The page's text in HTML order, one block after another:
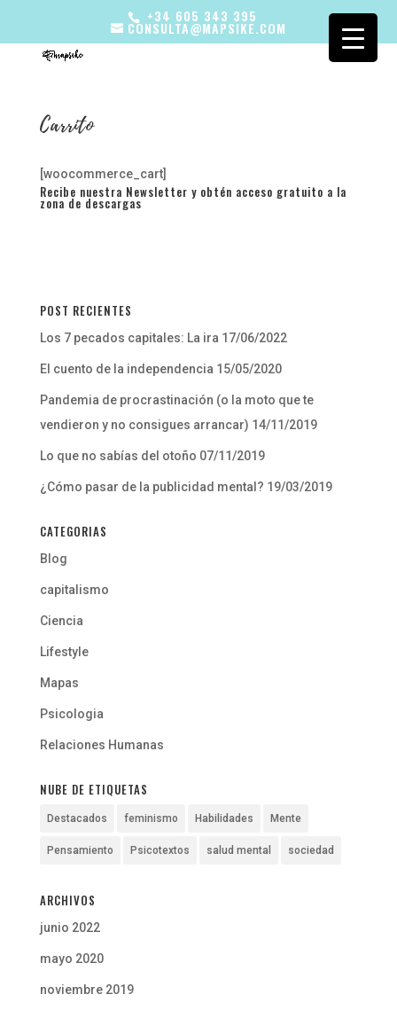
+34 605 343 395
CONSULTA@MAPSIKE.COM
Carrito
[woocommerce_cart]
Recibe nuestra Newsletter y obtén acceso gratuito a la
zona de descargas
POST RECIENTES
Los 7 pecados capitales: La ira 17/06/2022
El cuento de la independencia 15/05/2020
Pandemia de procrastinación (o la moto que te
vendieron y no consigues arrancar) 14/11/2019
Lo que no sabías del otoño 07/11/2019
¿Cómo pasar de la publicidad mental? 19/03/2019
CATEGORIAS
Blog
capitalismo
Ciencia
Lifestyle
Mapas
Psicologia
Relaciones Humanas
NUBE DE ETIQUETAS
Destacados feminismo Habilidades Mente
Pensamiento Psicotextos salud mental sociedad
ARCHIVOS
junio 2022
mayo 2020
noviembre 2019